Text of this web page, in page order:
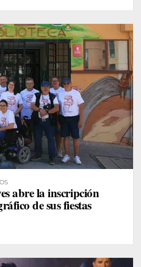
abre la inscripción
de sus fiestas